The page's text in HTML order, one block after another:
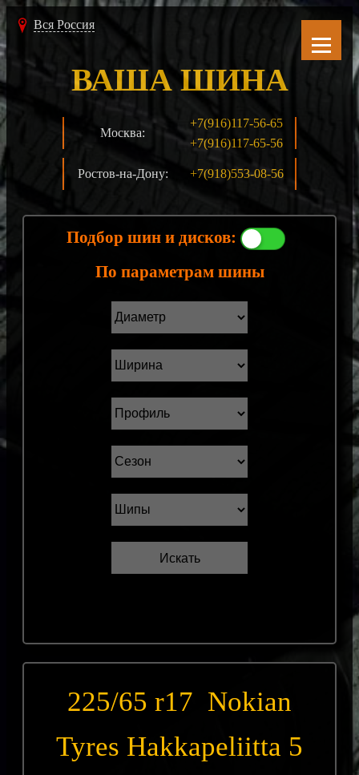
Вся Россия
Москва:
+7(916)117-56-65
+7(916)117-65-56
Ростов-на-Дону: +7(918)553-08-56
ВАША ШИНА
Подбор шин и дисков:
По параметрам шины
225/65 r17 Nokian
Tyres Hakkapeliitta 5